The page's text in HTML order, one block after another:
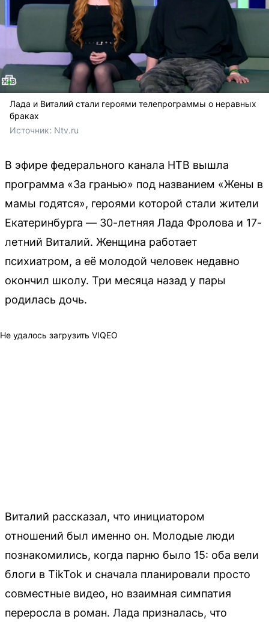
Лада и Виталий стали героями телепрограммы о неравных
браках
Источник: Ntv.ru
В эфире федерального канала НТВ вышла
программа «За гранью» под названием «Жены в
мамы годятся», героями которой стали жители
Екатеринбурга — 30-летняя Лада Фролова и 17-
летний Виталий. Женщина работает
психиатром, а её молодой человек недавно
окончил школу. Три месяца назад у пары
родилась дочь.
Не удалось загрузить VIQEO
Виталий рассказал, что инициатором
отношений был именно он. Молодые люди
познакомились, когда парню было 15: оба вели
блоги в TikTok и сначала планировали просто
совместные видео, но взаимная симпатия
переросла в роман. Лада призналась, что